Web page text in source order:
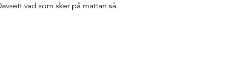
vad som sker på mattan så